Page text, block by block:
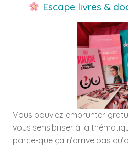
Escape livres &
Vous pouviez emprunter
vous sensibiliser à la
parce-que ça n’arrive pas